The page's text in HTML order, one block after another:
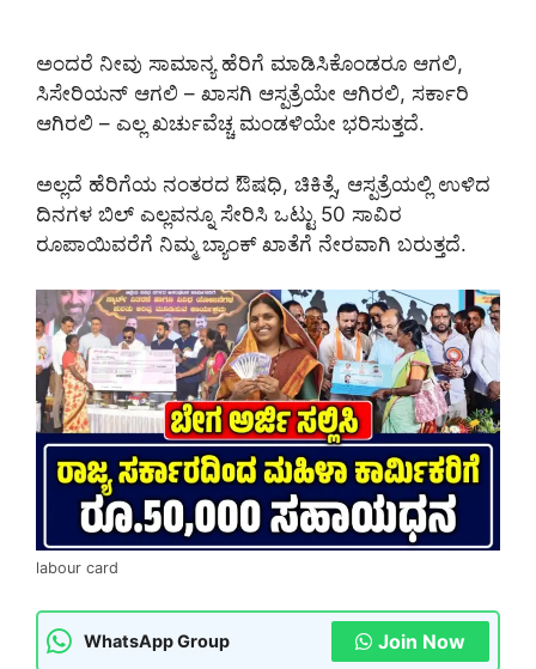
ಅಂದರೆ ನೀವು ಸಾಮಾನ್ಯ ಹೆರಿಗೆ ಮಾಡಿಸಿಕೊಂಡರೂ ಆಗಲಿ,
ಸಿಸೇರಿಯನ್ ಆಗಲಿ – ಖಾಸಗಿ ಆಸ್ಪತ್ರೆಯೇ ಆಗಿರಲಿ, ಸರ್ಕಾರಿ
ಆಗಿರಲಿ – ಎಲ್ಲ ಖರ್ಚುವೆಚ್ಚ ಮಂಡಳಿಯೇ ಭರಿಸುತ್ತದೆ.
ಅಲ್ಲದೆ ಹೆರಿಗೆಯ ನಂತರದ ಔಷಧಿ, ಚಿಕಿತ್ಸೆ, ಆಸ್ಪತ್ರೆಯಲ್ಲಿ ಉಳಿದ
ದಿನಗಳ ಬಿಲ್ ಎಲ್ಲವನ್ನೂ ಸೇರಿಸಿ ಒಟ್ಟು 50 ಸಾವಿರ
ರೂಪಾಯಿವರೆಗೆ ನಿಮ್ಮ ಬ್ಯಾಂಕ್ ಖಾತೆಗೆ ನೇರವಾಗಿ ಬರುತ್ತದೆ.
labour card
WhatsApp Group Join Now